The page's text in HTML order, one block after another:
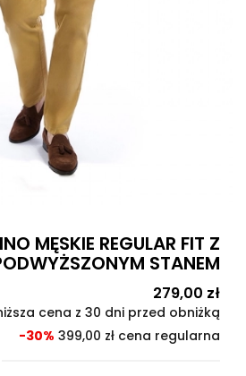
MĘSKIE REGULAR FIT Z
STANEM
Cena
279,00 zł
cena z 30 dni przed obniżką
-30% 399,00 zł cena regularna